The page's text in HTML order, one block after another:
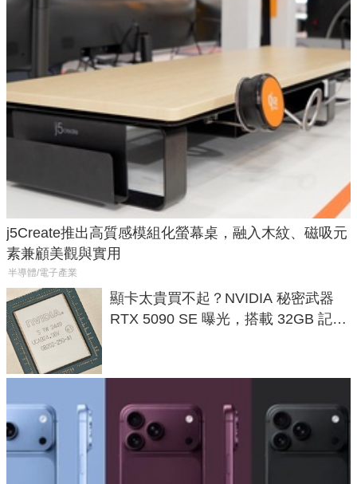
j5Create推出高質感模組化螢幕桌，融入木紋、磁吸元
素兼顧美觀與實用
半導體/電子產業
顯卡太貴買不起？NVIDIA 秘密武器
RTX 5090 SE 曝光，搭載 32GB 記憶